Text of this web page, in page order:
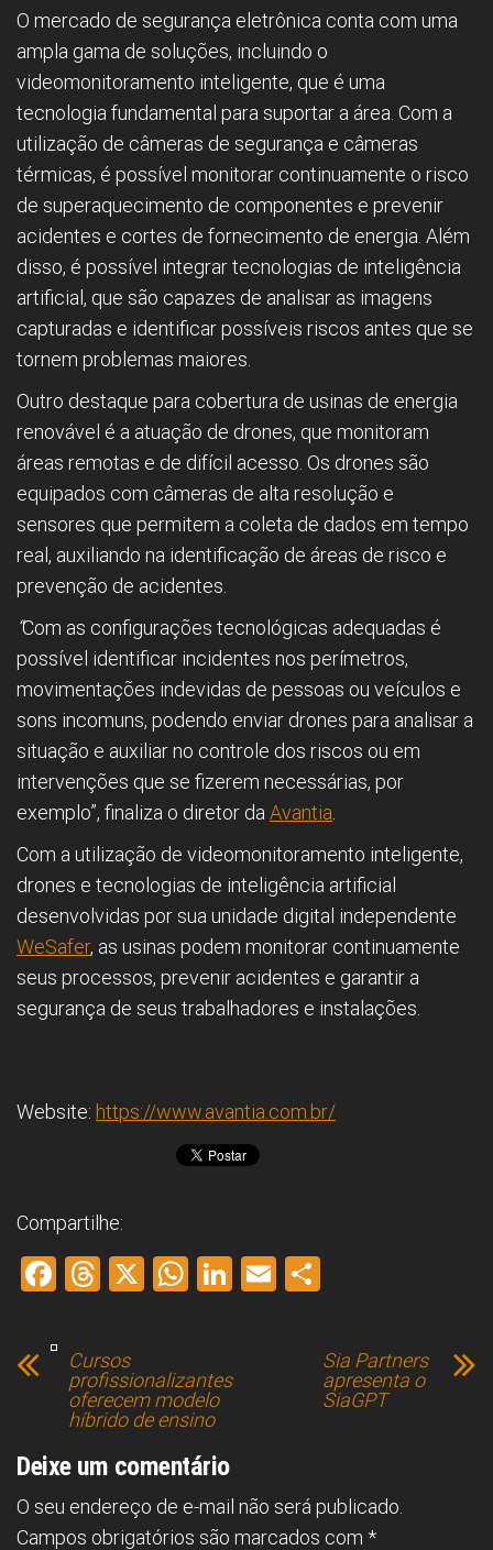
O mercado de segurança eletrônica conta com uma
ampla gama de soluções, incluindo o
videomonitoramento inteligente, que é uma
tecnologia fundamental para suportar a área. Com a
utilização de câmeras de segurança e câmeras
térmicas, é possível monitorar continuamente o risco
de superaquecimento de componentes e prevenir
acidentes e cortes de fornecimento de energia. Além
disso, é possível integrar tecnologias de inteligência
artificial, que são capazes de analisar as imagens
capturadas e identificar possíveis riscos antes que se
tornem problemas maiores.
Outro destaque para cobertura de usinas de energia
renovável é a atuação de drones, que monitoram
áreas remotas e de difícil acesso. Os drones são
equipados com câmeras de alta resolução e
sensores que permitem a coleta de dados em tempo
real, auxiliando na identificação de áreas de risco e
prevenção de acidentes.
“Com as configurações tecnológicas adequadas é
possível identificar incidentes nos perímetros,
movimentações indevidas de pessoas ou veículos e
sons incomuns, podendo enviar drones para analisar a
situação e auxiliar no controle dos riscos ou em
intervenções que se fizerem necessárias, por
exemplo”, finaliza o diretor da Avantia
Com a utilização de videomonitoramento inteligente,
drones e tecnologias de inteligência artificial
desenvolvidas por sua unidade digital independente
WeSafer, as usinas podem monitorar continuamente
seus processos, prevenir acidentes e garantir a
segurança de seus trabalhadores e instalações.
Website: https://www.avantia.com.br/
Compartilhe:
F
ce
b
o
ok
T
a
d
s
X
W
s
A
p
p
Li
dI
E
ar
e
Cursos
profissionalizantes
oferecem modelo
híbrido de ensino
Sia Partners
apresenta o
SiaGPT
Deixe um comentário
O seu endereço de e-mail não será publicado.
Campos obrigatórios são marcados com *